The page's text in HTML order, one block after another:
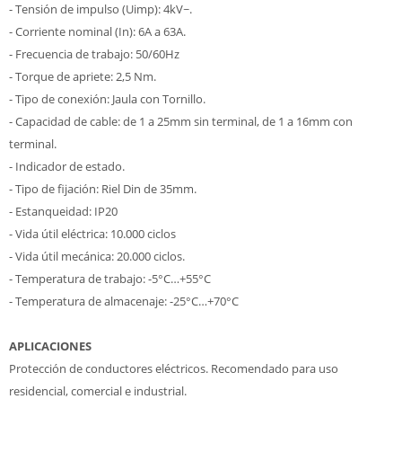
- Tensión de impulso (Uimp): 4kV~.
- Corriente nominal (In): 6A a 63A.
- Frecuencia de trabajo: 50/60Hz
- Torque de apriete: 2,5 Nm.
- Tipo de conexión: Jaula con Tornillo.
- Capacidad de cable: de 1 a 25mm sin terminal, de 1 a 16mm con
terminal.
- Indicador de estado.
- Tipo de fijación: Riel Din de 35mm.
- Estanqueidad: IP20
- Vida útil eléctrica: 10.000 ciclos
- Vida útil mecánica: 20.000 ciclos.
- Temperatura de trabajo: -5°C…+55°C
- Temperatura de almacenaje: -25°C…+70°C
APLICACIONES
Protección de conductores eléctricos. Recomendado para uso
residencial, comercial e industrial.